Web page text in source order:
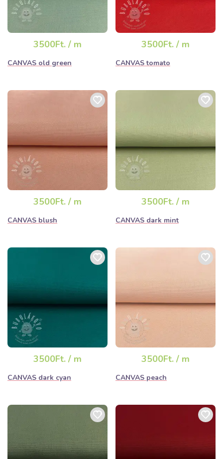
3500Ft. / m
CANVAS old green
3500Ft. / m
CANVAS tomato
3500Ft. / m
CANVAS blush
3500Ft. / m
CANVAS dark mint
3500Ft. / m
CANVAS dark cyan
3500Ft. / m
CANVAS peach